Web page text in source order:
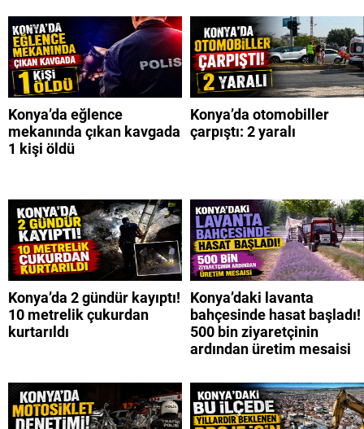
Konya’da eğlence
mekanında çıkan kavgada
1 kişi öldü
Konya’da otomobiller
çarpıştı: 2 yaralı
Konya’da 2 gündür kayıptı!
10 metrelik çukurdan
kurtarıldı
Konya’daki lavanta
bahçesinde hasat başladı!
500 bin ziyaretçinin
ardından üretim mesaisi